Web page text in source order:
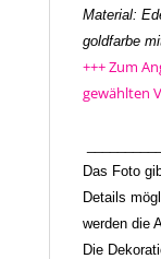
Material:
goldfarbe
+++ Zum
gewählten
Das Foto
Details
werden die
Die